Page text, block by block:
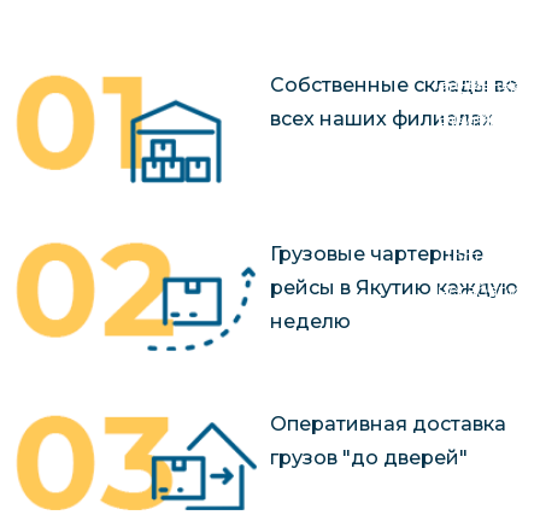
Заявка на
перевозки
Якутию
Доставка
Собственные склады во
всех наших филиалах
Грузовые чартерные
рейсы в Якутию каждую
неделю
Оперативная доставка
грузов "до дверей"